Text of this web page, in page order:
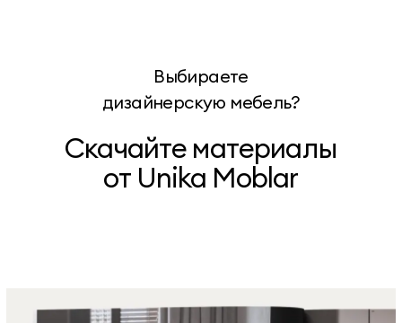
Выбираете
дизайнерскую мебель?
Скачайте материалы
от Unika Moblar